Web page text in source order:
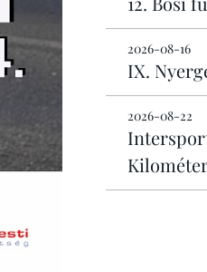
2026-08-16
IX.
2026-08-22